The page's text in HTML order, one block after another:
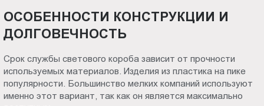
ОСОБЕННОСТИ КОНСТРУКЦИИ И
ДОЛГОВЕЧНОСТЬ
Срок службы светового короба зависит от прочности
используемых материалов. Изделия из пластика на пике
популярности. Большинство мелких компаний используют
именно этот вариант, так как он является максимально